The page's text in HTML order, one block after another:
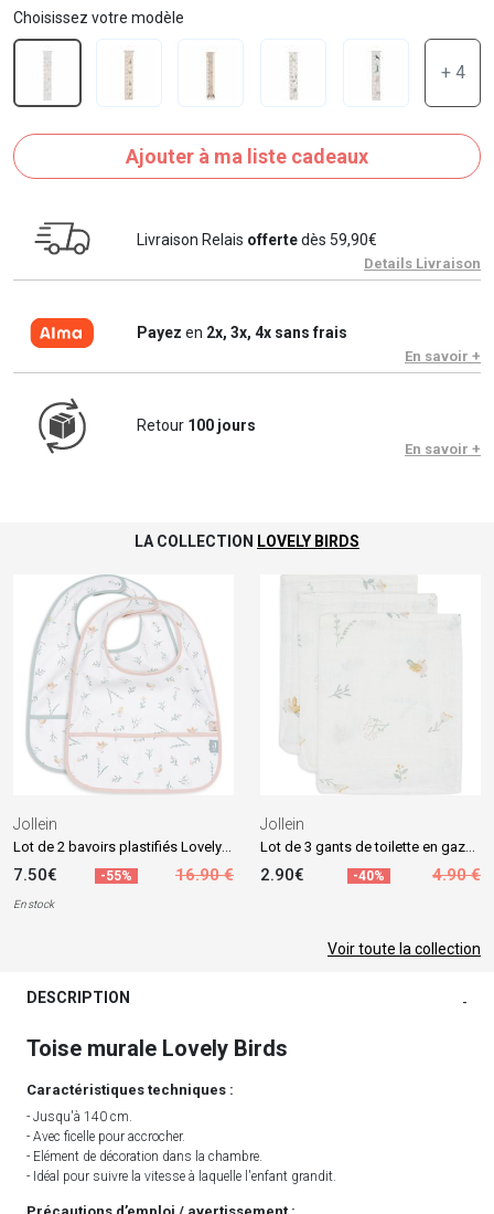
Choisissez votre modèle
+ 4
Ajouter à ma liste cadeaux
Livraison Relais offertedès 59,90€
Details Livraison
Payez en 2x, 3x, 4x sans frais
En savoir +
Retour 100 jours
En savoir +
LA COLLECTION LOVELY BIRDS
Jollein
Lot de 2 bavoirs plastifiés Lovely Birds
7.50€ -55% 16.90 €
En stock
Jollein
Lot de 3 gants de toilette en gaze de coton Lovely Birds
2.90€ -40% 4.90 €
Voir toute la collection
DESCRIPTION -
Toise murale Lovely Birds
Caractéristiques techniques :
- Jusqu'à 140 cm.
- Avec ficelle pour accrocher.
- Elément de décoration dans la chambre.
- Idéal pour suivre la vitesse à laquelle l'enfant grandit.